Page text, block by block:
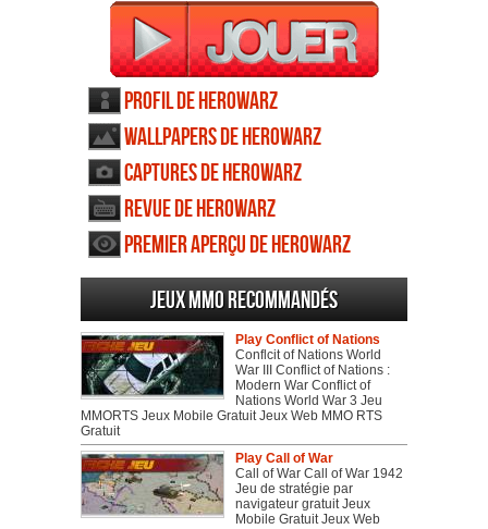
Profil de HeroWarz
Wallpapers de HeroWarz
Captures de HeroWarz
Revue de HeroWarz
Premier aperçu de HeroWarz
Jeux MMO recommandés
Play Conflict of Nations
Conflcit of Nations World
War III Conflict of Nations :
Modern War Conflict of
Nations World War 3 Jeu
MMORTS Jeux Mobile Gratuit Jeux Web MMO RTS
Gratuit
Play Call of War
Call of War Call of War 1942
Jeu de stratégie par
navigateur gratuit Jeux
Mobile Gratuit Jeux Web